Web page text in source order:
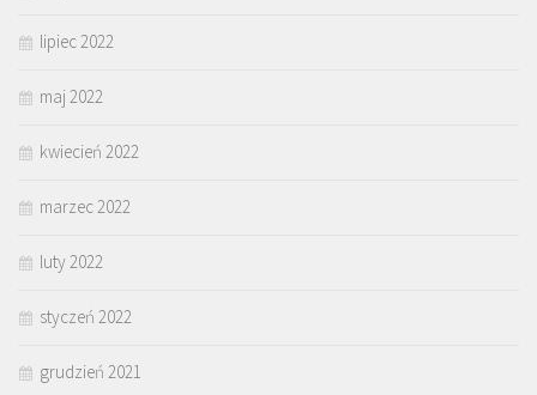
lipiec 2022
maj 2022
kwiecień 2022
marzec 2022
luty 2022
styczeń 2022
grudzień 2021